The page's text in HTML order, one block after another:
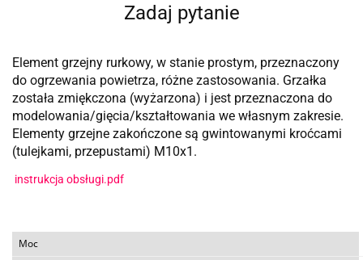
Zadaj pytanie
Element grzejny rurkowy, w stanie prostym, przeznaczony
do ogrzewania powietrza, różne zastosowania. Grzałka
została zmiękczona (wyżarzona) i jest przeznaczona do
modelowania/gięcia/kształtowania we własnym zakresie.
Elementy grzejne zakończone są gwintowanymi kroćcami
(tulejkami, przepustami) M10x1.
instrukcja obsługi.pdf
Moc